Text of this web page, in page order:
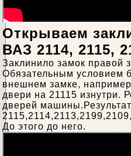
Открываем
ВАЗ 2114, 2115,
Заклинило замок правой
Обязательным условием
внешнем замке,
двери на 21115 изнутри.
дверей
До этого до него.